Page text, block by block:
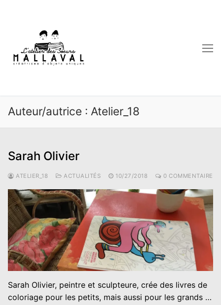
Auteur/autrice : Atelier_18
Sarah Olivier
ATELIER_18 ACTUALITÉS 10/27/2018 0 COMMENTAIRE
Sarah Olivier, peintre et sculpteure, crée des livres de
coloriage pour les petits, mais aussi pour les grands …